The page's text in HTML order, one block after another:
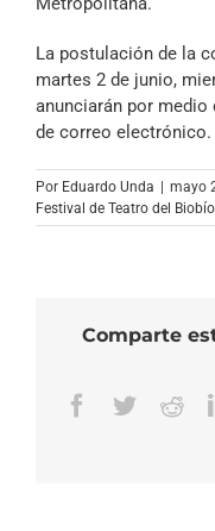
La postulación de la
martes 2 de junio,
anunciarán por
de correo electrónico.
Por Eduardo Unda mayo
Festival de Teatro del Biobío
Comparte
Facebook
Twitter